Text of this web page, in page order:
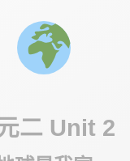
二 Unit 2